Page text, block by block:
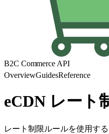
B2C Commerce API
OverviewGuidesReference
eCDN レート
レート制限ルールを使用す